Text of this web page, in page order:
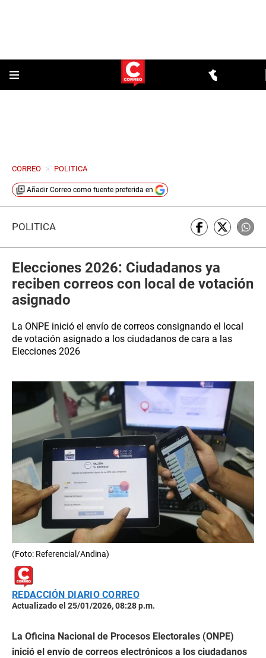
CORREO > POLITICA
Añadir Correo como fuente preferida en
POLÍTICA
Elecciones 2026: Ciudadanos ya
reciben correos con local de votación
asignado
La ONPE inició el envío de correos consignando el local
de votación asignado a los ciudadanos de cara a las
Elecciones 2026
(Foto: Referencial/Andina)
REDACCIÓN DIARIO CORREO
Actualizado el 25/01/2026, 08:28 p.m.
La Oficina Nacional de Procesos Electorales (ONPE)
inició el envío de correos electrónicos a los ciudadanos